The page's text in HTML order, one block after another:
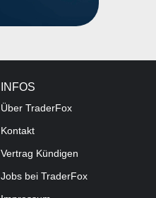
INFOS
Über TraderFox
Kontakt
Vertrag Kündigen
Jobs bei TraderFox